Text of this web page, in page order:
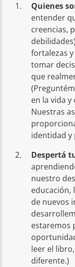
Quienes
entender
creencias,
fortalezas
tomar
que
en la vida
Nuestras
identidad y
Despertá
nuestro
educación,
de nuevos
estaremos
leer el
diferente.)